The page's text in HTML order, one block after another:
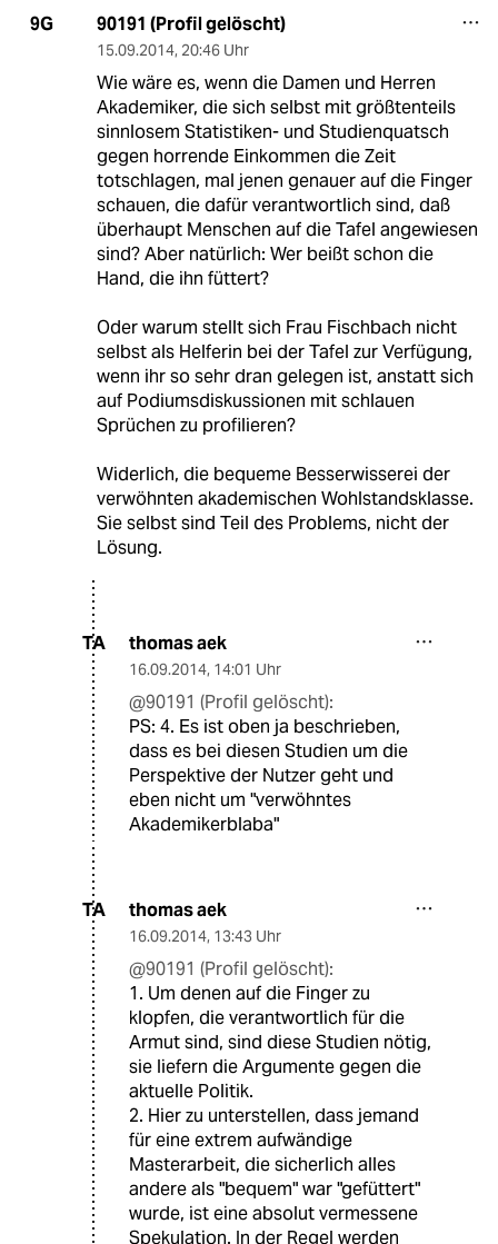
9G 90191 (Profil gelöscht)
15.09.2014, 20:46 Uhr
Wie wäre es, wenn die Damen und Herren
Akademiker, die sich selbst mit größtenteils
sinnlosem Statistiken- und Studienquatsch
gegen horrende Einkommen die Zeit
totschlagen, mal jenen genauer auf die Finger
schauen, die dafür verantwortlich sind, daß
überhaupt Menschen auf die Tafel angewiesen
sind? Aber natürlich: Wer beißt schon die
Hand, die ihn füttert?
Oder warum stellt sich Frau Fischbach nicht
selbst als Helferin bei der Tafel zur Verfügung,
wenn ihr so sehr dran gelegen ist, anstatt sich
auf Podiumsdiskussionen mit schlauen
Sprüchen zu profilieren?
Widerlich, die bequeme Besserwisserei der
verwöhnten akademischen Wohlstandsklasse.
Sie selbst sind Teil des Problems, nicht der
Lösung.
TA thomas aek
16.09.2014, 14:01 Uhr
@90191 (Profil gelöscht):
PS: 4. Es ist oben ja beschrieben,
dass es bei diesen Studien um die
Perspektive der Nutzer geht und
eben nicht um "verwöhntes
Akademikerblaba"
TA thomas aek
16.09.2014, 13:43 Uhr
@90191 (Profil gelöscht):
1. Um denen auf die Finger zu
klopfen, die verantwortlich für die
Armut sind, sind diese Studien nötig,
sie liefern die Argumente gegen die
aktuelle Politik.
2. Hier zu unterstellen, dass jemand
für eine extrem aufwändige
Masterarbeit, die sicherlich alles
andere als "bequem" war "gefüttert"
wurde, ist eine absolut vermessene
Spekulation. In der Regel werden